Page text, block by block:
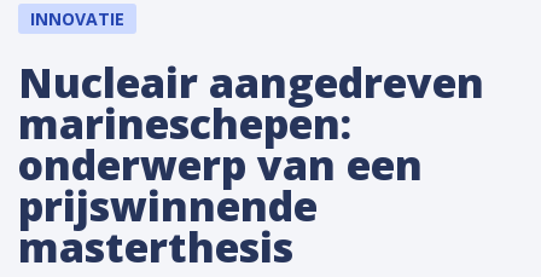
INNOVATIE
Nucleair aangedreven
marineschepen:
onderwerp van een
prijswinnende
masterthesis